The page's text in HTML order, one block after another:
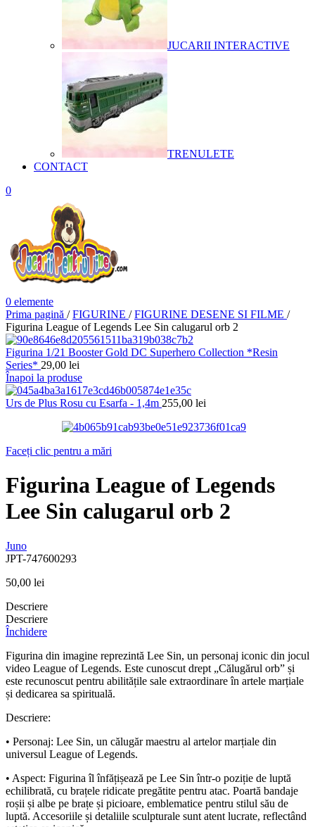
JUCARII INTERACTIVE
TRENULETE
CONTACT
0
0 elemente
Prima pagină / FIGURINE / FIGURINE DESENE SI FILME /
Figurina League of Legends Lee Sin calugarul orb 2
Figurina 1/21 Booster Gold DC Superhero Collection *Resin
Series* 29,00 lei
Înapoi la produse
Urs de Plus Rosu cu Esarfa - 1,4m 255,00 lei
Faceți clic pentru a mări
Figurina League of Legends
Lee Sin calugarul orb 2
Juno
JPT-747600293
50,00 lei
Descriere
Descriere
Închidere
Figurina din imagine reprezintă Lee Sin, un personaj iconic din jocul
video League of Legends. Este cunoscut drept „Călugărul orb” și
este recunoscut pentru abilitățile sale extraordinare în artele marțiale
și dedicarea sa spirituală.
Descriere:
• Personaj: Lee Sin, un călugăr maestru al artelor marțiale din
universul League of Legends.
• Aspect: Figurina îl înfățișează pe Lee Sin într-o poziție de luptă
echilibrată, cu brațele ridicate pregătite pentru atac. Poartă bandaje
roșii și albe pe brațe și picioare, emblematice pentru stilul său de
luptă. Accesoriile și detaliile sculpturale sunt atent lucrate, reflectând